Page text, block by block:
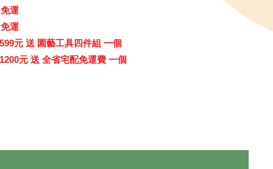
運
運
元 送 園藝工具四件組 一個
元 送 全省宅配免運費 一個